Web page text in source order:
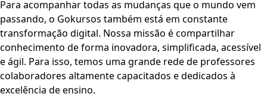
Para acompanhar todas as mudanças que o mundo vem
passando, o Gokursos também está em constante
transformação digital. Nossa missão é compartilhar
conhecimento de forma inovadora, simplificada, acessível
e ágil. Para isso, temos uma grande rede de professores
colaboradores altamente capacitados e dedicados à
excelência de ensino.